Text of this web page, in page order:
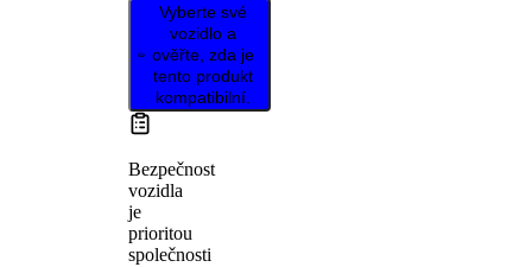
Vyberte své
vozidlo a
ověřte, zda je
tento produkt
kompatibilní.
Bezpečnost
vozidla
je
prioritou
společnosti